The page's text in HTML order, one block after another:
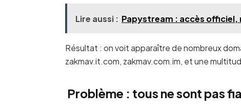
Lire aussi : Papystream : accès
Résultat : on voit apparaître de nombreux
zakmav.it.com, zakmav.com.im, et une
Problème : tous ne sont pas